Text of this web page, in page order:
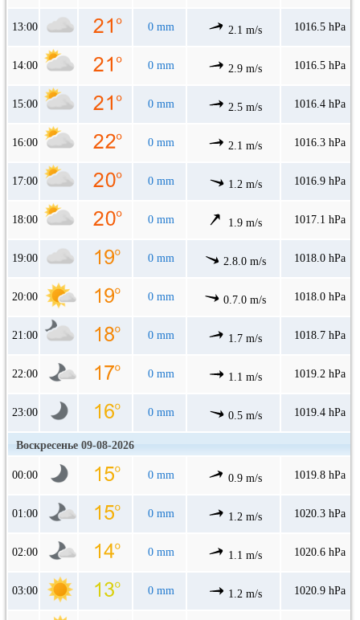
13:00 0 mm 2.1 m/s 1016.5 hPa
14:00 0 mm 2.9 m/s 1016.5 hPa
15:00 0 mm 2.5 m/s 1016.4 hPa
16:00 0 mm 2.1 m/s 1016.3 hPa
17:00 0 mm 1.2 m/s 1016.9 hPa
18:00 0 mm 1.9 m/s 1017.1 hPa
19:00 0 mm 2.8.0 m/s 1018.0 hPa
20:00 0 mm 0.7.0 m/s 1018.0 hPa
21:00 0 mm 1.7 m/s 1018.7 hPa
22:00 0 mm 1.1 m/s 1019.2 hPa
23:00 0 mm 0.5 m/s 1019.4 hPa
Воскресенье 09-08-2026
00:00 0 mm 0.9 m/s 1019.8 hPa
01:00 0 mm 1.2 m/s 1020.3 hPa
02:00 0 mm 1.1 m/s 1020.6 hPa
03:00 0 mm 1.2 m/s 1020.9 hPa